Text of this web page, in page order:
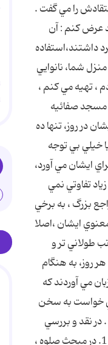
را مي گفت .
عرض کنم : آن
داشتند،استفاده
شما، نانوايي
، تهيه مي کنم ،
مسجد صفائيه
در روز، تنها ده
خيلي بي توجه
ايشان مي آورد،
تفاوتي نمي
بزرگ ، به برخي
ايشان ،اصلا
طولاني تر و
روز، به هنگام
مي آوردند که
خواست به سخن
نقد و بررسي
انظارافراد، ذره اي به شخصيت افراد لطمه وارد نمي شد. نمونه هايي در خاطرم هست ، براي شما عرض مي کنم : 1. در مبحث صلوه ،